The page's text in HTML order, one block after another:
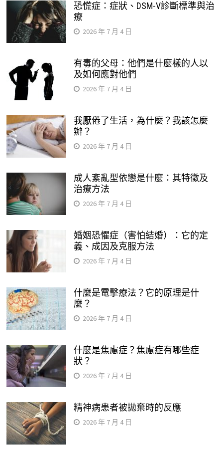
恐慌症：症狀、DSM-V診斷標準與治
療
2026 年 7 月 4 日
有毒的父母：他們是什麼樣的人以
及如何應對他們
2026 年 7 月 4 日
我厭倦了生活，為什麼？我該怎麼
辦？
2026 年 7 月 4 日
成人紊亂型依戀是什麼：其特徵及
治療方法
2026 年 7 月 4 日
婚姻恐懼症（害怕結婚）：它的定
義、成因及克服方法
2026 年 7 月 4 日
什麼是電擊療法？它的原理是什
麼？
2026 年 7 月 4 日
什麼是焦慮症？焦慮症有哪些症
狀？
2026 年 7 月 4 日
精神病患者被拋棄時的反應
2026 年 7 月 4 日